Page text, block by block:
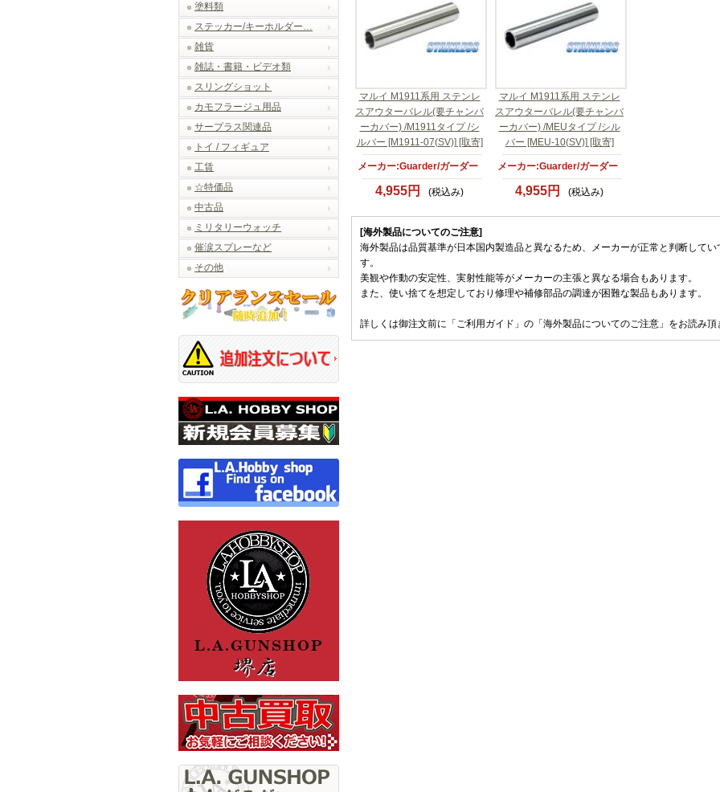
塗料類
ステッカー/キーホルダー…
雑貨
雑誌・書籍・ビデオ類
スリングショット
カモフラージュ用品
サープラス関連品
トイ / フィギュア
工賃
☆特価品
中古品
ミリタリーウォッチ
催涙スプレーなど
その他
マルイ M1911系用 ステンレ
スアウターバレル(要チャンバ
ーカバー) /M1911タイプ /シ
ルバー [M1911-07(SV)] [取寄]
メーカー:Guarder/ガーダー
4,955円 (税込み)
マルイ M1911系用 ステンレ
スアウターバレル(要チャンバ
ーカバー) /MEUタイプ /シル
バー [MEU-10(SV)] [取寄]
メーカー:Guarder/ガーダー
4,955円 (税込み)
[海外製品についてのご注意]
海外製品は品質基準が日本国内製造品と異なるため、メーカーが正常と判断して
す。
美観や作動の安定性、実射性能等がメーカーの主張と異なる場合もあります。
また、使い捨てを想定しており修理や補修部品の調達が困難な製品もあります。
詳しくは御注文前に「ご利用ガイド」の「海外製品についてのご注意」をお読み頂